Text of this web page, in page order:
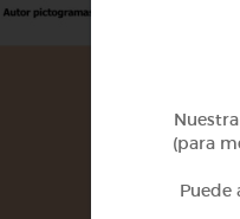
(para
Puede